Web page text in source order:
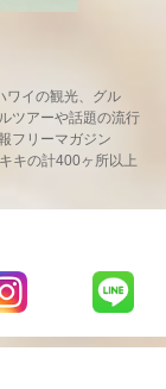
イの観光、グル
ツアーや話題の流行
フリーマガジン
キの計400ヶ所以上
LaniLani